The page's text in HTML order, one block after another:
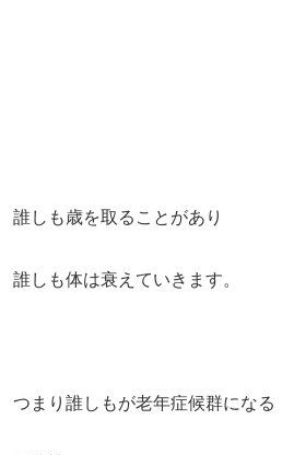
誰しも歳を取ることがあり
誰しも体は衰えていきます。
つまり誰しもが老年症候群になる